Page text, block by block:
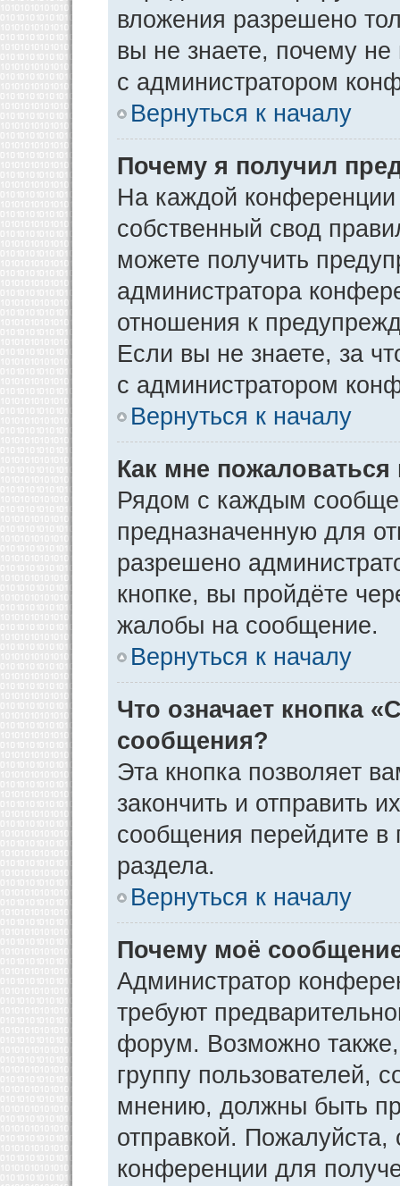
вложения разрешено
вы не знаете, почему
с администратором
Вернуться к началу
Почему я получил
На каждой конференции
собственный свод
можете получить
администратора
отношения к
Если вы не знаете, за
с администратором
Вернуться к началу
Как мне
Рядом с каждым
предназначенную для
разрешено
кнопке, вы пройдёте
жалобы на сообщение.
Вернуться к началу
Что означает кнопка
сообщения?
Эта кнопка позволяет
закончить и отправить
сообщения перейдите в
раздела.
Вернуться к началу
Почему моё
Администратор
требуют
форум. Возможно
группу пользователей,
мнению, должны быть
отправкой.
конференции для